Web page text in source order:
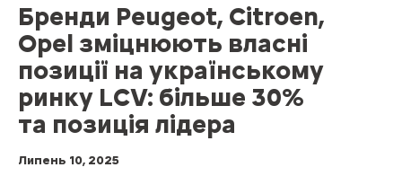
Бренди Peugeot, Citroen,
Opel зміцнюють власні
позиції на українському
ринку LCV: більше 30%
та позиція лідера
Липень 10, 2025